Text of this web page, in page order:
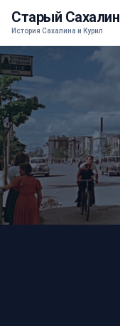
Старый Сахалин
История Сахалина и Курил